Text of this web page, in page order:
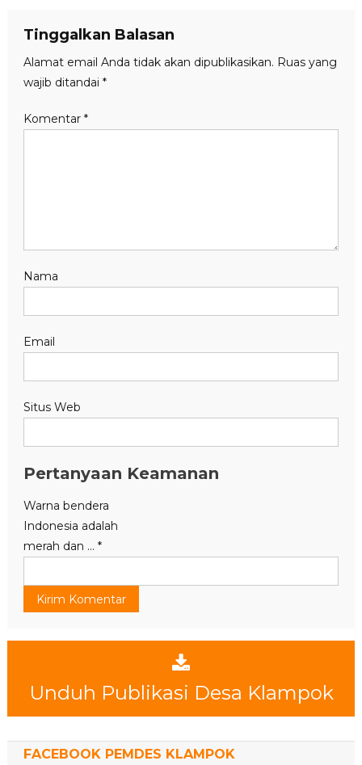
Tinggalkan Balasan
Alamat email Anda tidak akan dipublikasikan. Ruas yang
wajib ditandai *
Komentar *
Nama
Email
Situs Web
Pertanyaan Keamanan
Warna bendera
Indonesia adalah
merah dan ... *
Unduh Publikasi Desa Klampok
FACEBOOK PEMDES KLAMPOK